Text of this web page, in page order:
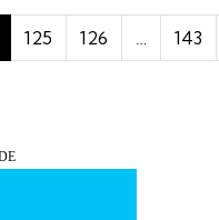
125 126 … 143